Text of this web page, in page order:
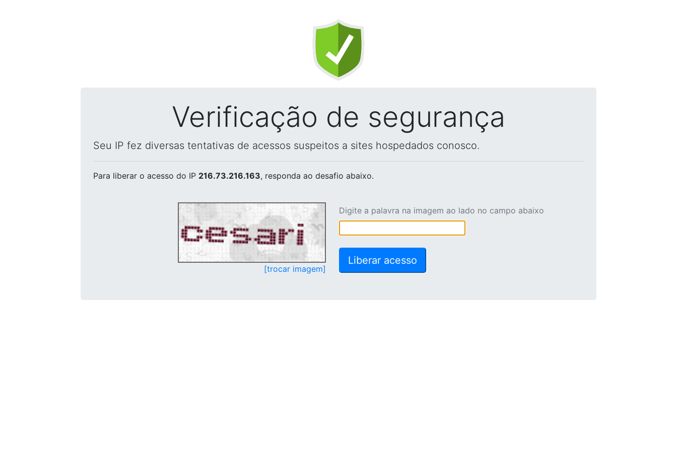
Verificação de segurança
Seu IP fez diversas tentativas de acessos suspeitos a sites hospedados conosco.
Para liberar o acesso do IP 216.73.216.163, responda ao desafio abaixo.
[trocar imagem]
Digite a palavra na imagem ao lado no campo abaixo